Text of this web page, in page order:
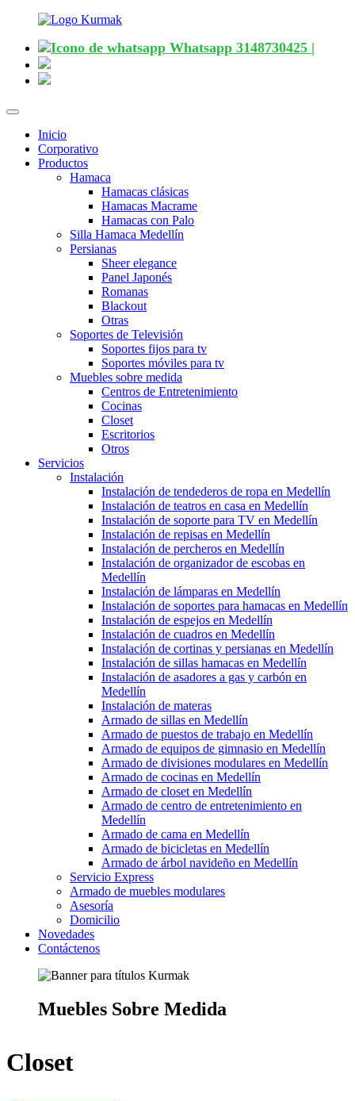
Whatsapp 3148730425 |
Desplegar
navegación
Inicio
Corporativo
Productos
Hamaca
Hamacas clásicas
Hamacas Macrame
Hamacas con Palo
Silla Hamaca Medellín
Persianas
Sheer elegance
Panel Japonés
Romanas
Blackout
Otras
Soportes de Televisión
Soportes fijos para tv
Soportes móviles para tv
Muebles sobre medida
Centros de Entretenimiento
Cocinas
Closet
Escritorios
Otros
Servicios
Instalación
Instalación de tendederos de ropa en Medellín
Instalación de teatros en casa en Medellín
Instalación de soporte para TV en Medellín
Instalación de repisas en Medellín
Instalación de percheros en Medellín
Instalación de organizador de escobas en
Medellín
Instalación de lámparas en Medellín
Instalación de soportes para hamacas en Medellín
Instalación de espejos en Medellín
Instalación de cuadros en Medellín
Instalación de cortinas y persianas en Medellín
Instalación de sillas hamacas en Medellín
Instalación de asadores a gas y carbón en
Medellín
Instalación de materas
Armado de sillas en Medellín
Armado de puestos de trabajo en Medellín
Armado de equipos de gimnasio en Medellín
Armado de divisiones modulares en Medellín
Armado de cocinas en Medellín
Armado de closet en Medellín
Armado de centro de entretenimiento en
Medellín
Armado de cama en Medellín
Armado de bicicletas en Medellín
Armado de árbol navideño en Medellín
Servicio Express
Armado de muebles modulares
Asesoría
Domicilio
Novedades
Contáctenos
Muebles Sobre Medida
Closet